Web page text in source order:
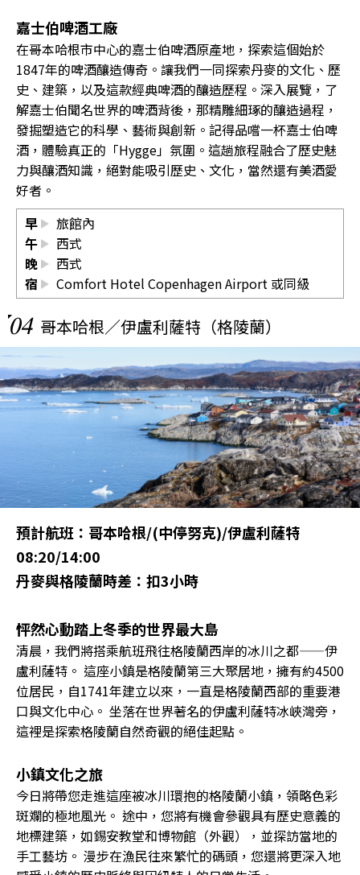
嘉士伯啤酒工廠
在哥本哈根市中心的嘉士伯啤酒原產地，探索這個始於
1847年的啤酒釀造傳奇。讓我們一同探索丹麥的文化、歷
史、建築，以及這款經典啤酒的釀造歷程。深入展覽，了
解嘉士伯聞名世界的啤酒背後，那精雕細琢的釀造過程，
發掘塑造它的科學、藝術與創新。記得品嚐一杯嘉士伯啤
酒，體驗真正的「Hygge」氛圍。這趟旅程融合了歷史魅
力與釀酒知識，絕對能吸引歷史、文化，當然還有美酒愛
好者。
早
旅館內
午
西式
晚
西式
宿
Comfort Hotel Copenhagen Airport 或同級
04 哥本哈根／伊盧利薩特（格陵蘭）
預計航班：哥本哈根/(中停努克)/伊盧利薩特
08:20/14:00
丹麥與格陵蘭時差：扣3小時
怦然心動踏上冬季的世界最大島
清晨，我們將搭乘航班飛往格陵蘭西岸的冰川之都——伊
盧利薩特。 這座小鎮是格陵蘭第三大聚居地，擁有約4500
位居民，自1741年建立以來，一直是格陵蘭西部的重要港
口與文化中心。 坐落在世界著名的伊盧利薩特冰峽灣旁，
這裡是探索格陵蘭自然奇觀的絕佳起點。
小鎮文化之旅
今日將帶您走進這座被冰川環抱的格陵蘭小鎮，領略色彩
斑斕的極地風光。 途中，您將有機會參觀具有歷史意義的
地標建築，如錫安教堂和博物館（外觀），並探訪當地的
手工藝坊。 漫步在漁民往來繁忙的碼頭，您還將更深入地